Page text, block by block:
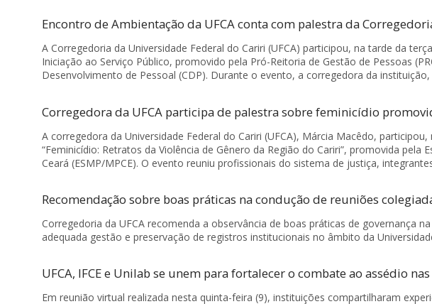
Encontro de Ambientação da UFCA conta com palestra da
A Corregedoria da Universidade Federal do Cariri (UFCA) participou, na tarde da
Iniciação ao Serviço Público, promovido pela Pró-Reitoria de Gestão de Pessoas
Desenvolvimento de Pessoal (CDP). Durante o evento, a corregedora da
Corregedora da UFCA participa de palestra sobre feminicídio
A corregedora da Universidade Federal do Cariri (UFCA), Márcia Macêdo,
“Feminicídio: Retratos da Violência de Gênero da Região do Cariri”, promovida pela
Ceará (ESMP/MPCE). O evento reuniu profissionais do sistema de justiça,
Recomendação sobre boas práticas na condução de reuniões
Corregedoria da UFCA recomenda a observância de boas práticas de governança
adequada gestão e preservação de registros institucionais no âmbito da
UFCA, IFCE e Unilab se unem para fortalecer o combate ao assédio
Em reunião virtual realizada nesta quinta-feira (9), instituições compartilharam